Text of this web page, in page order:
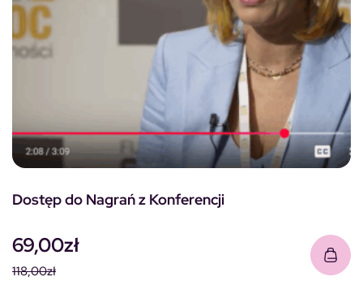
Dostęp do Nagrań z Konferencji
118,00zł
69,00zł